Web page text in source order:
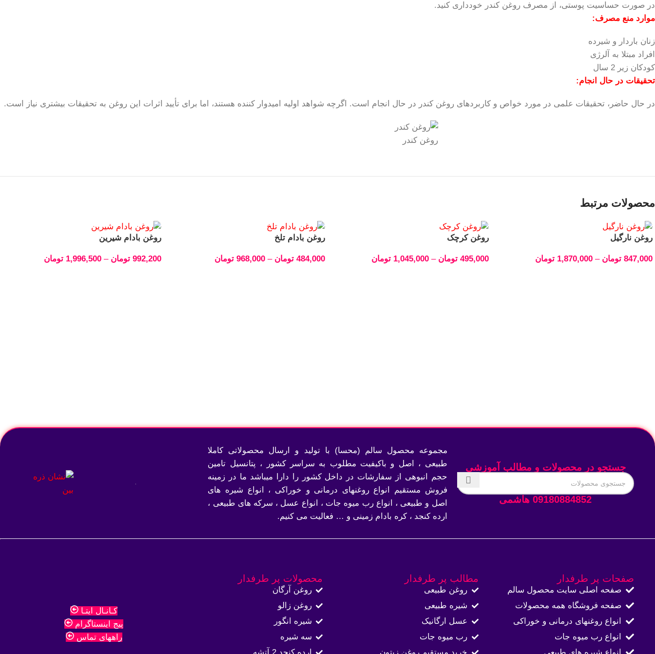
در صورت حساسیت پوستی، از مصرف روغن کندر خودداری کنید.
موارد منع مصرف:
زنان باردار و شیرده
افراد مبتلا به آلرژی
کودکان زیر 2 سال
تحقیقات در حال انجام:
در حال حاضر، تحقیقات علمی در مورد خواص و کاربردهای روغن کندر در حال انجام است. اگرچه شواهد اولیه امیدوار کننده هستند، اما برای تأیید اثرات این روغن به تحقیقات بیشتری نیاز است.
روغن کندر
محصولات مرتبط
روغن نارگیل
847,000 تومان –
1,870,000 تومان
روغن کرچک
495,000 تومان –
1,045,000 تومان
روغن بادام تلخ
484,000 تومان –
968,000 تومان
روغن بادام شیرین
992,200 تومان –
1,996,500 تومان
جستجو در محصولات و مطالب آموزشی
09180884852 هاشمی
مجموعه محصول سالم (محسا) با تولید و ارسال محصولاتی کاملا
طبیعی ، اصل و باکیفیت مطلوب به سراسر کشور ، پتانسیل تامین
حجم انبوهی از سفارشات در داخل کشور را دارا میباشد ما در زمینه
فروش مستقیم انواع روغنهای درمانی و خوراکی ، انواع شیره های
اصل و طبیعی ، انواع رب میوه جات ، انواع عسل ، سرکه های طبیعی ،
ارده کنجد ، کره بادام زمینی و … فعالیت می کنیم.
صفحات پر طرفدار
صفحه اصلی سایت محصول سالم
صفحه فروشگاه همه محصولات​
انواع روغنهای درمانی و خوراکی
انواع رب میوه جات
مطالب پر طرفدار
روغن طبیعی
شیره طبیعی
عسل ارگانیک
رب میوه جات
محصولات پر طرفدار
روغن آرگان
روغن زالو
شیره انگور
سه شیره
کـانـال ایتـا
پیج اینستاگرام
راههای تماس